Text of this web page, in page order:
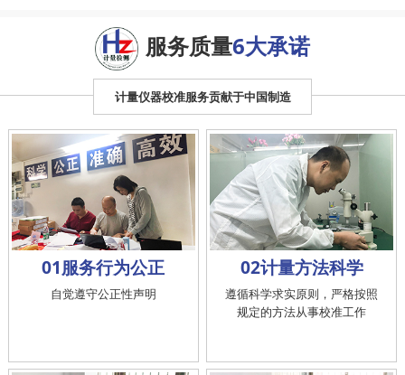
服务质量6大承诺
计量仪器校准服务贡献于中国制造
01服务行为公正
自觉遵守公正性声明
02计量方法科学
遵循科学求实原则，严格按照
规定的方法从事校准工作